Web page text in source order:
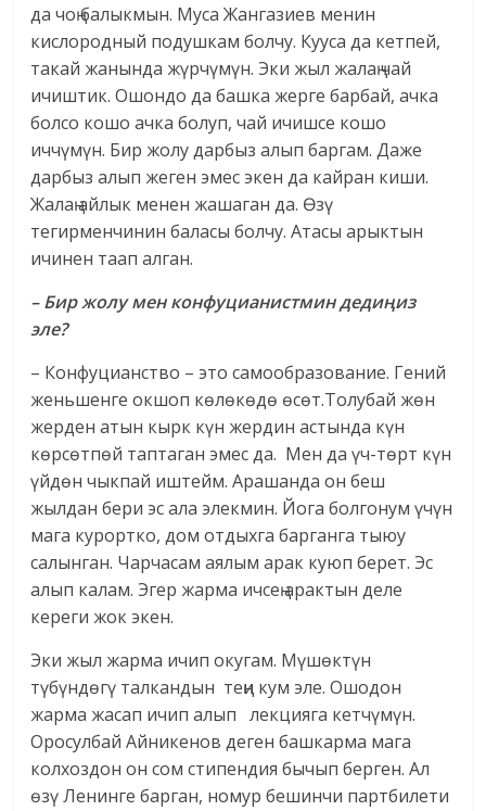
да чоң балыкмын. Муса Жангазиев менин
кислородный подушкам болчу. Кууса да кетпей,
такай жанында жүр­чүмүн. Эки жыл жалаң чай
ичиштик. Ошондо да башка жерге барбай, ачка
болсо кошо ачка болуп, чай ичишсе кошо
иччүмүн. Бир жолу дарбыз алып баргам. Даже
дарбыз алып жеген эмес экен да кайран киши.
Жалаң айлык менен жашаган да. Өзү
тегирменчинин баласы болчу. Атасы арыктын
ичинен таап алган.
– Бир жолу мен конфуцианист­мин дедиңиз
эле?
– Конфуцианство – это самообразование. Гений
женьшенге окшоп көлөкөдө өсөт.Толубай жөн
жерден атын кырк күн жердин астында күн
көрсөтпөй таптаган эмес да. Мен да үч-төрт күн
үйдөн чыкпай иштейм. Арашанда он беш
жылдан бери эс ала элекмин. Йога болгонум үчүн
мага курортко, дом отдыхга барганга тыюу
салынган. Чарчасам аялым арак куюп берет. Эс
алып калам. Эгер жарма ичсең арактын деле
кереги жок экен.
Эки жыл жарма ичип окугам. Мүшөктүн
түбүндөгү талкандын теңи кум эле. Ошодон
жарма жасап ичип алып лекцияга кет­чүмүн.
Оросулбай Айникенов деген башкарма мага
колхоздон он сом стипендия бычып берген. Ал
өзү Ленинге барган, номур бешинчи партбилети